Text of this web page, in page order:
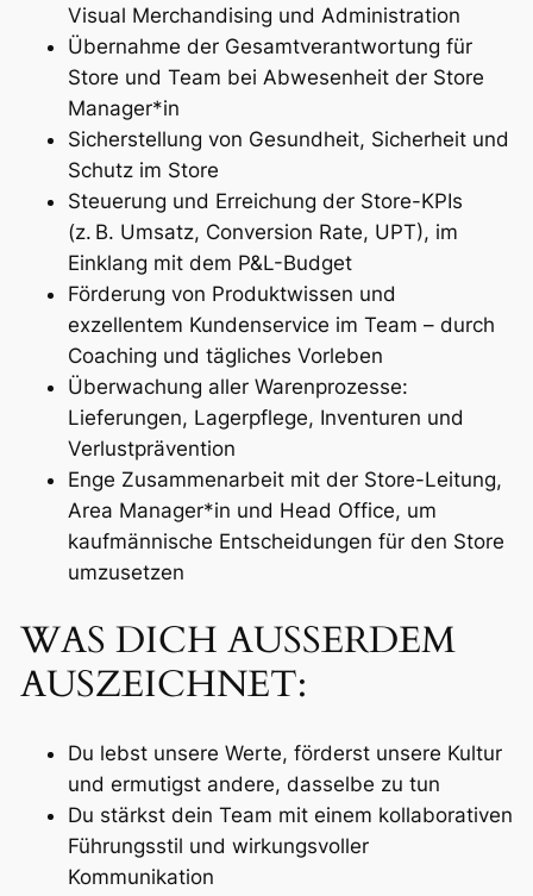
Visual Merchandising und Administration
Übernahme der Gesamtverantwortung für
Store und Team bei Abwesenheit der Store
Manager*in
Sicherstellung von Gesundheit, Sicherheit und
Schutz im Store
Steuerung und Erreichung der Store-KPIs
(z. B. Umsatz, Conversion Rate, UPT), im
Einklang mit dem P&L-Budget
Förderung von Produktwissen und
exzellentem Kundenservice im Team – durch
Coaching und tägliches Vorleben
Überwachung aller Warenprozesse:
Lieferungen, Lagerpflege, Inventuren und
Verlustprävention
Enge Zusammenarbeit mit der Store-Leitung,
Area Manager*in und Head Office, um
kaufmännische Entscheidungen für den Store
umzusetzen
WAS DICH AUSSERDEM
AUSZEICHNET:
Du lebst unsere Werte, förderst unsere Kultur
und ermutigst andere, dasselbe zu tun
Du stärkst dein Team mit einem kollaborativen
Führungsstil und wirkungsvoller
Kommunikation